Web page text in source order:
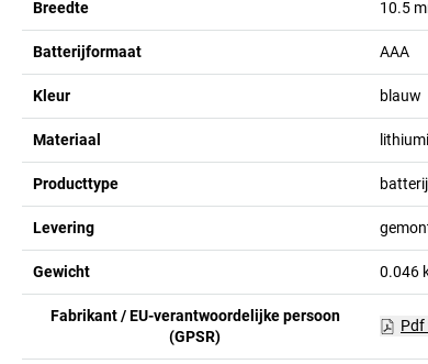
Breedte 10.5
Batterijformaat AAA
Kleur blauw
Materiaal
Producttype
Levering
Gewicht 0.046
Fabrikant / EU-verantwoordelijke persoon
(GPSR)
Pdf